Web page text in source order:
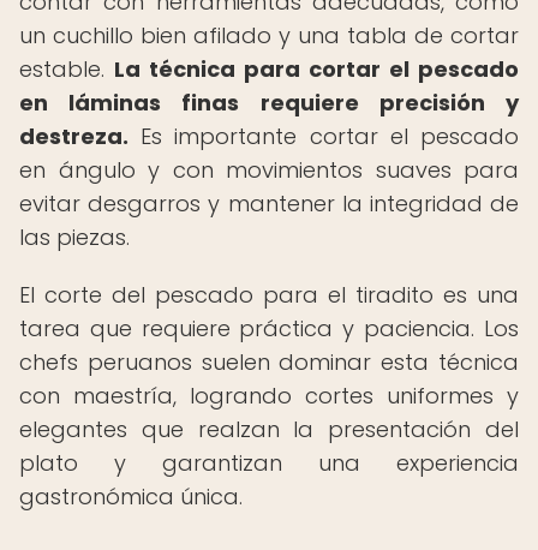
un cuchillo bien afilado y una tabla de cortar
estable. La técnica para cortar el pescado
en láminas finas requiere precisión y
destreza. Es importante cortar el pescado
en ángulo y con movimientos suaves para
evitar desgarros y mantener la integridad de
las piezas.
El corte del pescado para el tiradito es una
tarea que requiere práctica y paciencia. Los
chefs peruanos suelen dominar esta técnica
con maestría, logrando cortes uniformes y
elegantes que realzan la presentación del
plato y garantizan una experiencia
gastronómica única.